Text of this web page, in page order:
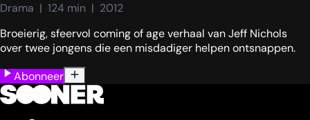
Drama  |  124 min  |  2012
Broeierig, sfeervol coming of age verhaal van Jeff Nichols
over twee jongens die een misdadiger helpen ontsnappen.
Abonneer